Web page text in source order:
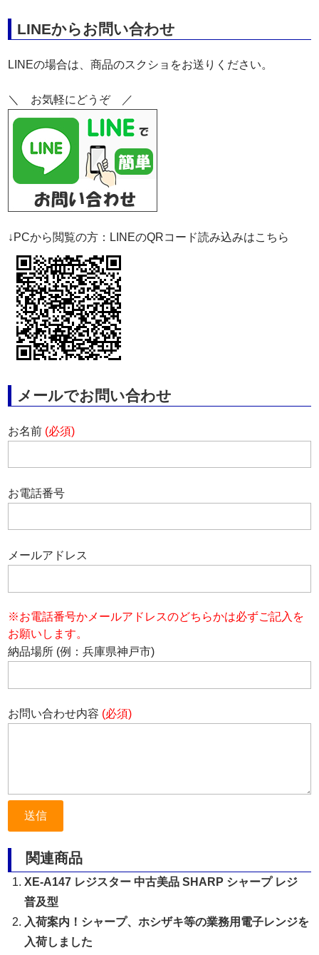
LINEからお問い合わせ
LINEの場合は、商品のスクショをお送りください。
＼ お気軽にどうぞ ／
↓PCから閲覧の方：LINEのQRコード読み込みはこちら
メールでお問い合わせ
お名前 (必須)
お電話番号
メールアドレス
※お電話番号かメールアドレスのどちらかは必ずご記入を
お願いします。
納品場所 (例：兵庫県神戸市)
お問い合わせ内容 (必須)
関連商品
XE-A147 レジスター 中古美品 SHARP シャープ レジ
普及型
入荷案内！シャープ、ホシザキ等の業務用電子レンジを
入荷しました